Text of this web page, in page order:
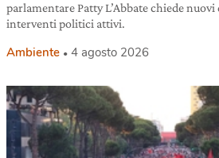
parlamentare Patty L’Abbate chiede
interventi politici attivi.
Ambiente 4 agosto 2026